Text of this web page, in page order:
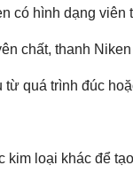
có hình dạng
chất, thanh
quá trình đúc
loại khác để